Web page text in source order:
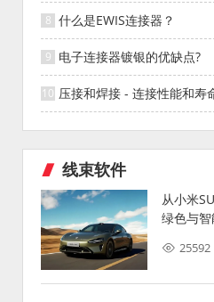
什么是EWIS连接器？
电子连接器镀银的优缺点?
压接和焊接 - 连接性能和寿
线束软件
从小米
绿色与
25592